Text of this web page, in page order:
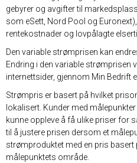
gebyrer og avgifter til
som eSett, Nord Pool og
rentekostnader og lovpålagte
Den variable strømprisen kan
Endring i den variable strømprisen
internettsider, gjennom Min Bedrift
Strømpris er basert på hvilket
lokalisert. Kunder med
kunne oppleve å få ulike priser for
til å justere prisen dersom et
strømproduktet med en pris basert
målepunktets område.